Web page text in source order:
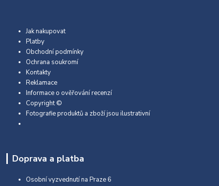
Jak nakupovat
Platby
Obchodní podmínky
Ochrana soukromí
Kontakty
Reklamace
Informace o ověřování recenzí
Copyright ©
Fotografie produktů a zboží jsou ilustrativní
Doprava a platba
Osobní vyzvednutí na Praze 6